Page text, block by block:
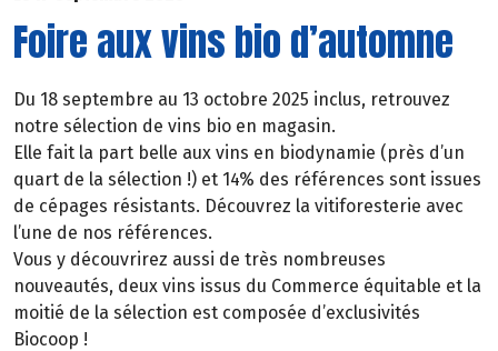
Foire aux vins bio d’automne
Du 18 septembre au 13 octobre 2025 inclus, retrouvez
notre sélection de vins bio en magasin.
Elle fait la part belle aux vins en biodynamie (près d’un
quart de la sélection !) et 14% des références sont issues
de cépages résistants. Découvrez la vitiforesterie avec
l’une de nos références.
Vous y découvrirez aussi de très nombreuses
nouveautés, deux vins issus du Commerce équitable et la
moitié de la sélection est composée d’exclusivités
Biocoop !